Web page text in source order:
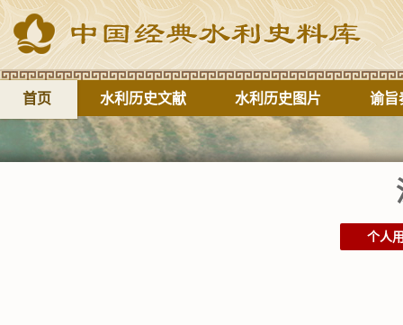
首页 水利历史文献 水利历史图片 谕旨
个人